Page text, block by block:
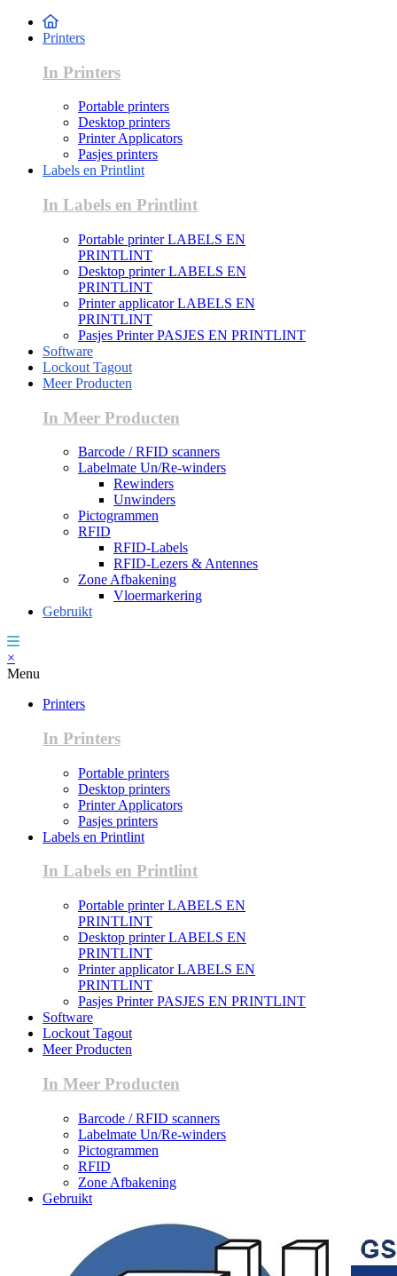
Printers
In Printers
Portable printers
Desktop printers
Printer Applicators
Pasjes printers
Labels en Printlint
In Labels en Printlint
Portable printer LABELS EN
PRINTLINT
Desktop printer LABELS EN
PRINTLINT
Printer applicator LABELS EN
PRINTLINT
Pasjes Printer PASJES EN PRINTLINT
Software
Lockout Tagout
Meer Producten
In Meer Producten
Barcode / RFID scanners
Labelmate Un/Re-winders
Rewinders
Unwinders
Pictogrammen
RFID
RFID-Labels
RFID-Lezers & Antennes
Zone Afbakening
Vloermarkering
Gebruikt
×
Menu
Printers
In Printers
Portable printers
Desktop printers
Printer Applicators
Pasjes printers
Labels en Printlint
In Labels en Printlint
Portable printer LABELS EN
PRINTLINT
Desktop printer LABELS EN
PRINTLINT
Printer applicator LABELS EN
PRINTLINT
Pasjes Printer PASJES EN PRINTLINT
Software
Lockout Tagout
Meer Producten
In Meer Producten
Barcode / RFID scanners
Labelmate Un/Re-winders
Pictogrammen
RFID
Zone Afbakening
Gebruikt